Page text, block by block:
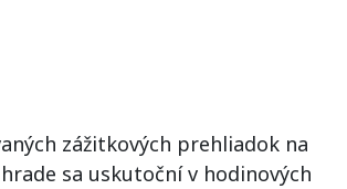
zážitkových prehliadok na
sa uskutoční v hodinových